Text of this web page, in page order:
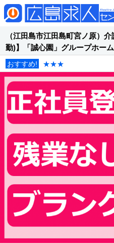
（江田島市江田島町宮ノ原）
勤)】「誠心園」グループホー
おすすめ! ★★★